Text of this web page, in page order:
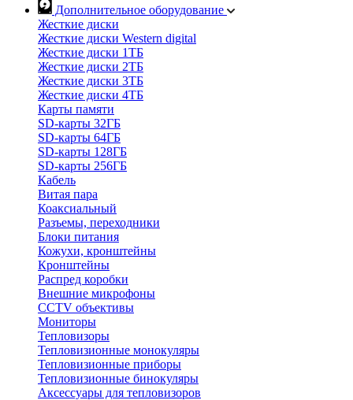
Дополнительное оборудование
Жесткие диски
Жесткие диски Western digital
Жесткие диски 1ТБ
Жесткие диски 2ТБ
Жесткие диски 3ТБ
Жесткие диски 4ТБ
Карты памяти
SD-карты 32ГБ
SD-карты 64ГБ
SD-карты 128ГБ
SD-карты 256ГБ
Кабель
Витая пара
Коаксиальный
Разъемы, переходники
Блоки питания
Кожухи, кронштейны
Кронштейны
Распред коробки
Внешние микрофоны
CCTV объективы
Мониторы
Тепловизоры
Тепловизионные монокуляры
Тепловизионные приборы
Тепловизионные бинокуляры
Аксессуары для тепловизоров